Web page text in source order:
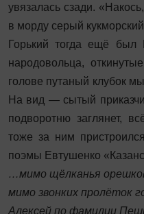
увязалась сзади.
в морду серый
Горький тогда ещё
народовольца,
голове путаный клубок
На вид — сытый
подворотню заглянет,
тоже за ним
поэмы Евтушенко
…мимо щёлканья
мимо звонких пролёток
Алексей по фамилии